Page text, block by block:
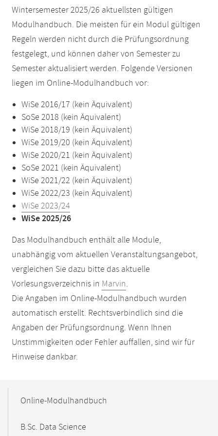
Wintersemester 2025/26 aktuellsten gültigen
Modulhandbuch. Die meisten für ein Modul gültigen
Regeln werden nicht durch die Prüfungsordnung
festgelegt, und können daher von Semester zu
Semester aktualisiert werden. Folgende Versionen
liegen im Online-Modulhandbuch vor:
WiSe 2016/17 (kein Äquivalent)
SoSe 2018 (kein Äquivalent)
WiSe 2018/19 (kein Äquivalent)
WiSe 2019/20 (kein Äquivalent)
WiSe 2020/21 (kein Äquivalent)
SoSe 2021 (kein Äquivalent)
WiSe 2021/22 (kein Äquivalent)
WiSe 2022/23 (kein Äquivalent)
WiSe 2023/24
WiSe 2025/26
Das Modulhandbuch enthält alle Module,
unabhängig vom aktuellen Veranstaltungsangebot,
vergleichen Sie dazu bitte das aktuelle
Vorlesungsverzeichnis in Marvin.
Die Angaben im Online-Modulhandbuch wurden
automatisch erstellt. Rechtsverbindlich sind die
Angaben der Prüfungsordnung. Wenn Ihnen
Unstimmigkeiten oder Fehler auffallen, sind wir für
Hinweise dankbar.
NavigationOnline-Modulhandbuch
B.Sc. Data Science